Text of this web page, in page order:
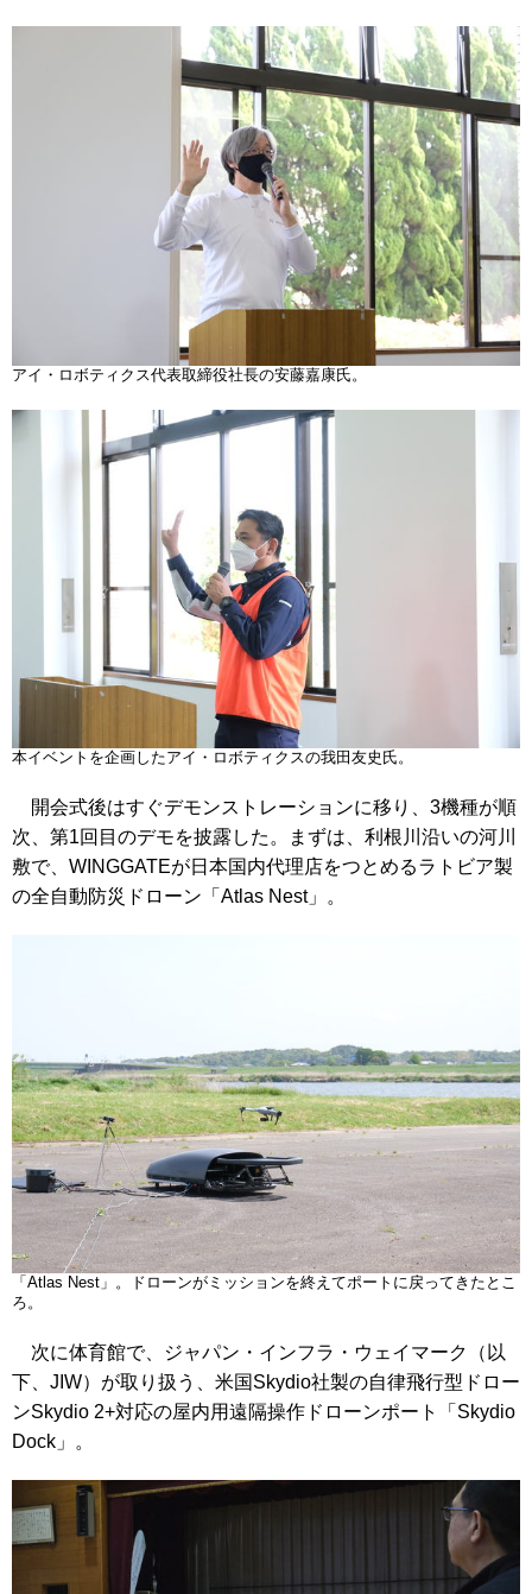
アイ・ロボティクス代表取締役社⻑の安藤嘉康氏。
本イベントを企画したアイ・ロボティクスの我田友史氏。
開会式後はすぐデモンストレーションに移り、3機種が順
次、第1回目のデモを披露した。まずは、利根川沿いの河川
敷で、WINGGATEが日本国内代理店をつとめるラトビア製
の全自動防災ドローン「Atlas Nest」。
「Atlas Nest」。ドローンがミッションを終えてポートに戻ってきたとこ
ろ。
次に体育館で、ジャパン・インフラ・ウェイマーク（以
下、JIW）が取り扱う、米国Skydio社製の自律飛行型ドロー
ンSkydio 2+対応の屋内用遠隔操作ドローンポート「Skydio
Dock」。